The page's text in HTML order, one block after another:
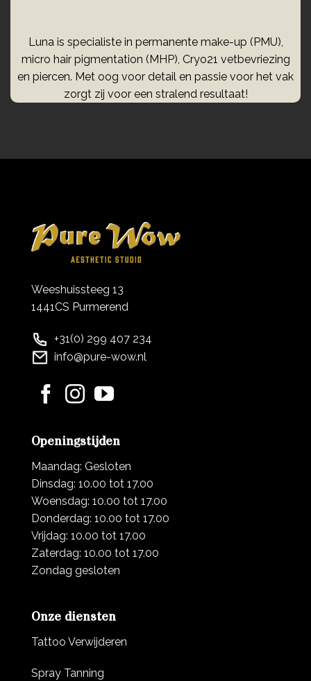
Luna is specialiste in permanente make-up (PMU),
micro hair pigmentation (MHP), Cryo21 vetbevriezing
en piercen. Met oog voor detail en passie voor het vak
zorgt zij voor een stralend resultaat!
Weeshuissteeg 13
1441CS Purmerend
+31(0) 299 407 234
info@pure-wow.nl
Openingstijden
Maandag: Gesloten
Dinsdag: 10.00 tot 17.00
Woensdag: 10.00 tot 17.00
Donderdag: 10.00 tot 17.00
Vrijdag: 10.00 tot 17.00
Zaterdag: 10.00 tot 17.00
Zondag gesloten
Onze diensten
Tattoo Verwijderen
Spray Tanning